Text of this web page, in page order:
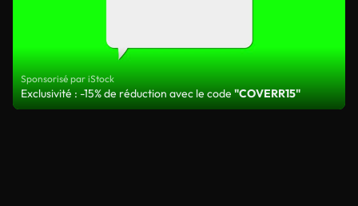
Sponsorisé par iStock
Exclusivité : -15% de réduction avec le code"COVERR15"